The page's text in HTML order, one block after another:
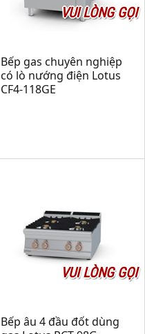
VUI LÒNG GỌI
Bếp gas chuyên nghiệp
có lò nướng điện Lotus
CF4-118GE
VUI LÒNG GỌI
Bếp âu 4 đầu đốt dùng